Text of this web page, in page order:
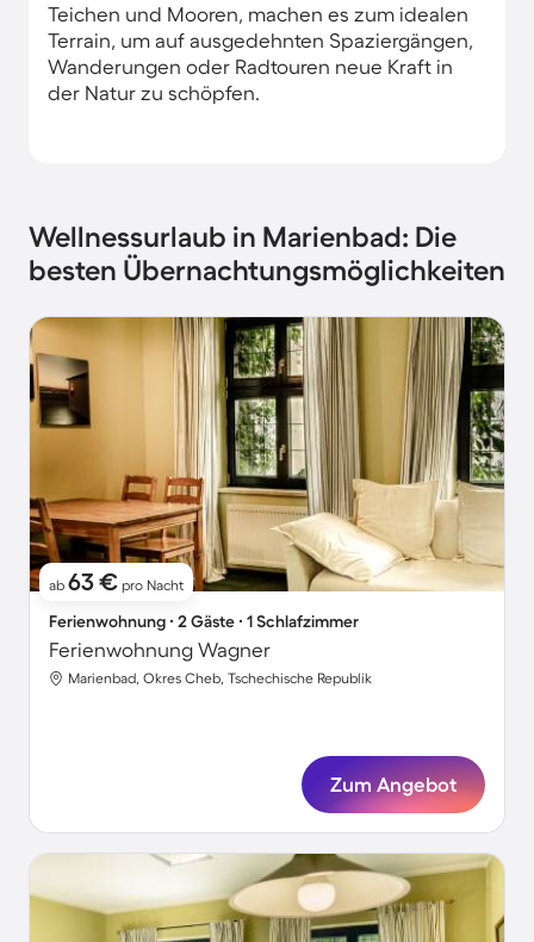
Teichen und Mooren, machen es zum idealen
Terrain, um auf ausgedehnten Spaziergängen,
Wanderungen oder Radtouren neue Kraft in
der Natur zu schöpfen.
Wellnessurlaub in Marienbad: Die
besten Übernachtungsmöglichkeiten
ab 63 € pro Nacht
Ferienwohnung ∙ 2 Gäste ∙ 1 Schlafzimmer
Ferienwohnung Wagner
Marienbad, Okres Cheb, Tschechische Republik
Zum Angebot